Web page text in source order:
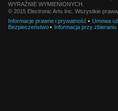
WYRAŹNIE WYMIENIONYCH.
© 2015 Electronic Arts Inc. Wszystkie
Informacje prawne i prywatność
Umowa
Bezpieczeństwo
Informacja przy zbieraniu